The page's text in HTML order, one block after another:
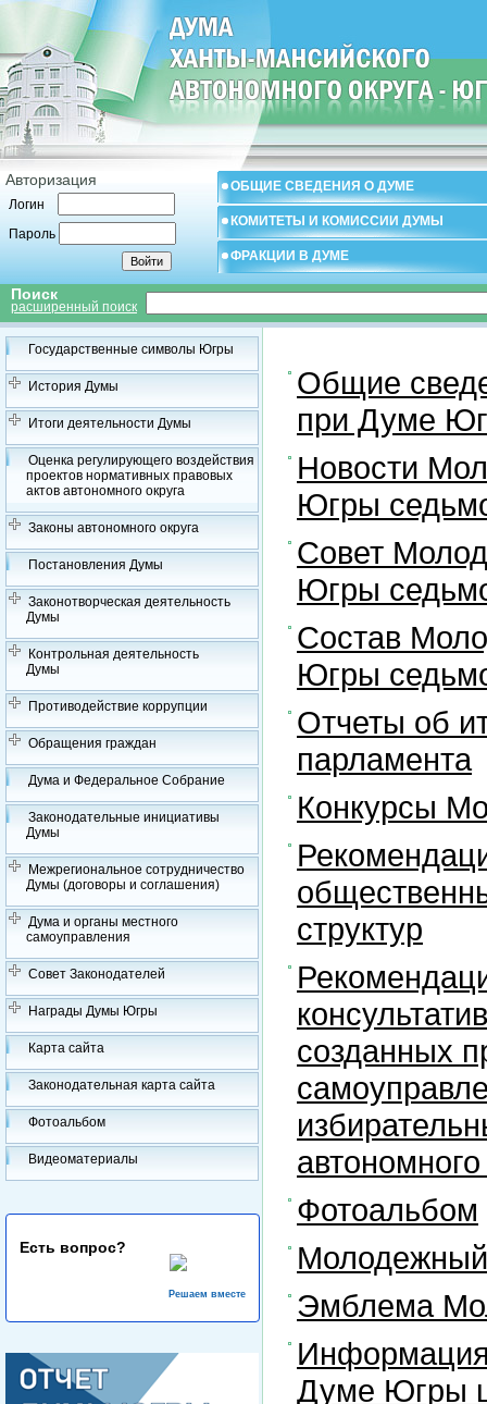
Авторизация
Логин
Пароль
ОБЩИЕ СВЕДЕНИЯ О ДУМЕ
КОМИТЕТЫ И КОМИССИИ ДУМЫ
ФРАКЦИИ В ДУМЕ
Поиск
расширенный поиск
Государственные символы Югры
История Думы
Итоги деятельности Думы
Оценка регулирующего воздействия
проектов нормативных правовых
актов автономного округа
Законы автономного округа
Постановления Думы
Законотворческая деятельность
Думы
Контрольная деятельность
Думы
Противодействие коррупции
Обращения граждан
Дума и Федеральное Собрание
Законодательные инициативы
Думы
Межрегиональное сотрудничество
Думы (договоры и соглашения)
Дума и органы местного
самоуправления
Совет Законодателей
Награды Думы Югры
Карта сайта
Законодательная карта сайта
Фотоальбом
Видеоматериалы
Есть вопрос?
Решаем вместе
Общие
при Думе
Новости
Югры
Совет
Югры
Состав
Югры
Отчеты об
парламента
Конкурсы
структур
созданных
Фотоальбом
Молодежный
Эмблема
Думе Югры